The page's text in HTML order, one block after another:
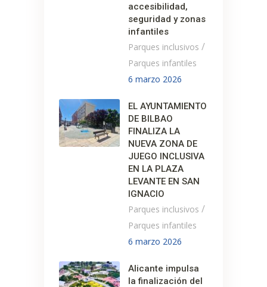
accesibilidad,
seguridad y zonas
infantiles
Parques inclusivos /
Parques infantiles
6 marzo 2026
EL AYUNTAMIENTO
DE BILBAO
FINALIZA LA
NUEVA ZONA DE
JUEGO INCLUSIVA
EN LA PLAZA
LEVANTE EN SAN
IGNACIO
Parques inclusivos /
Parques infantiles
6 marzo 2026
Alicante impulsa
la finalización del